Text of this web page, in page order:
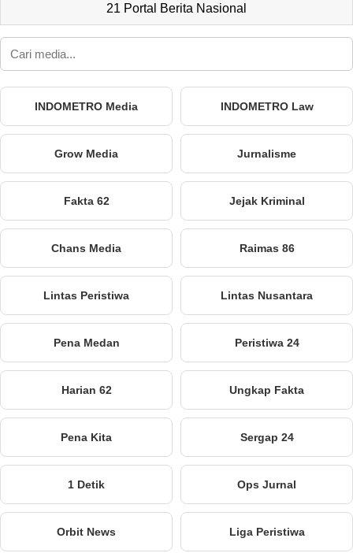
21 Portal Berita Nasional
INDOMETRO Media INDOMETRO Law
Grow Media Jurnalisme
Fakta 62 Jejak Kriminal
Chans Media Raimas 86
Lintas Peristiwa Lintas Nusantara
Pena Medan Peristiwa 24
Harian 62 Ungkap Fakta
Pena Kita Sergap 24
1 Detik Ops Jurnal
Orbit News Liga Peristiwa